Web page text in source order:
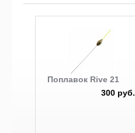
Поплавок Rive 21
300 руб.